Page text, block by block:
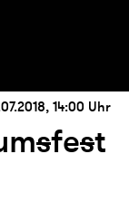
14:00 Uhr
sfest